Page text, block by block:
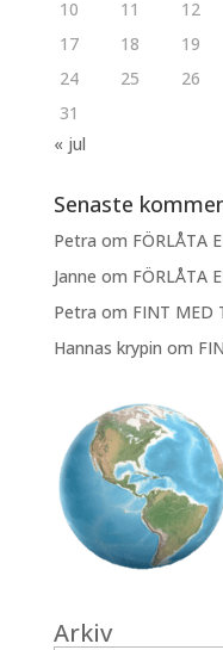
10
11 12
17
18 19
24
25 26
31
« jul
Senaste
Petra om FÖRLÅTA
Janne om FÖRLÅTA
Petra om FINT MED
Hannas krypin om
Arkiv